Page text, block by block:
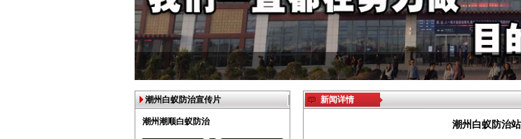
潮州白蚁防治宣传片
潮州潮顺白蚁防治
新闻详情
潮州白蚁防治